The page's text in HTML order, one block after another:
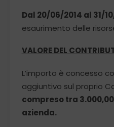
Dal 20/06/2014 al 31/
esaurimento delle
VALORE DEL
L’importo è concesso
aggiuntivo sul proprio
compreso tra
azienda.